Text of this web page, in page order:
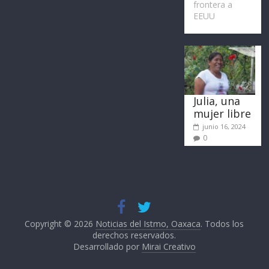
frontera a
EEUU
Julia, una
mujer libre
junio 16, 2024
0
Copyright © 2026 Noticias del Istmo, Oaxaca. Todos los
derechos reservados.
Desarrollado por Mirai Creativo